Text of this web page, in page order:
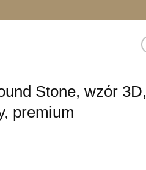
Stone, wzór 3D,
premium